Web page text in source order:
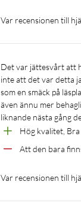
Var recensionen till
Det var jättesvårt att hitta ett fodral eller skal som passade till min onyx boox go 6 och när jag först hittade denna kände jag
inte att det var detta
som en smäck på
även ännu mer
liknande nästa gång
Hög kvalitet,
Att den bara
Var recensionen till